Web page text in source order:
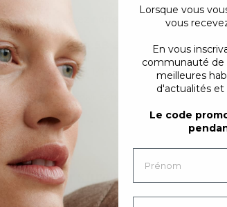
Contactez notre service clientèle
04 58 21 20 04
au jeudi de 9h00 à 14h00 et le vendredi de
Ou par e-mail
réduction sur votre première
Lorsque vous
vous
En vous
communauté de
meilleures
d'actualités et
Le code